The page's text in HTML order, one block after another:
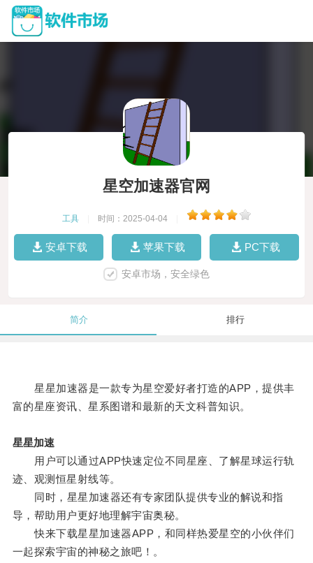
星空加速器官网
工具 时间：2025-04-04
安卓下载 苹果下载 PC下载
安卓市场，安全绿色
简介 排行
星星加速器是一款专为星空爱好者打造的APP，提供丰
富的星座资讯、星系图谱和最新的天文科普知识。
星星加速
用户可以通过APP快速定位不同星座、了解星球运行轨
迹、观测恒星射线等。
同时，星星加速器还有专家团队提供专业的解说和指
导，帮助用户更好地理解宇宙奥秘。
快来下载星星加速器APP，和同样热爱星空的小伙伴们
一起探索宇宙的神秘之旅吧！。